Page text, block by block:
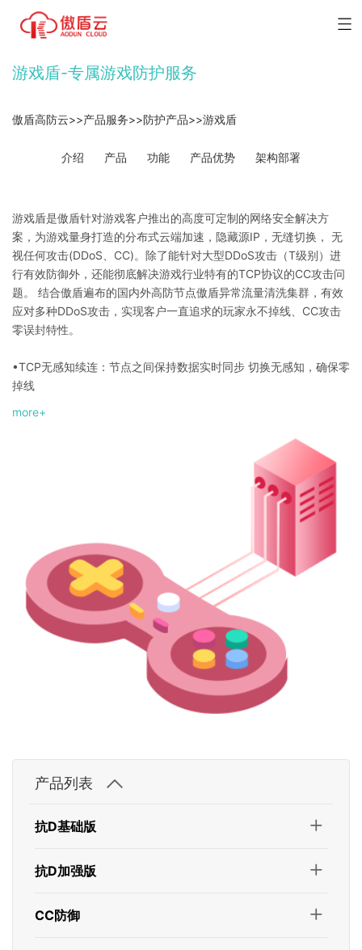
游戏盾-专属游戏防护服务
傲盾高防云>>产品服务>>防护产品>>游戏盾
介绍 产品 功能 产品优势 架构部署
游戏盾是傲盾针对游戏客户推出的高度可定制的网络安全解决方
案，为游戏量身打造的分布式云端加速，隐藏源IP，无缝切换， 无
视任何攻击(DDoS、CC)。除了能针对大型DDoS攻击（T级别）进
行有效防御外，还能彻底解决游戏行业特有的TCP协议的CC攻击问
题。 结合傲盾遍布的国内外高防节点傲盾异常流量清洗集群，有效
应对多种DDoS攻击，实现客户一直追求的玩家永不掉线、CC攻击
零误封特性。
•TCP无感知续连：节点之间保持数据实时同步 切换无感知，确保零
掉线
•支持各种客户端：支持WINDOWS、IOS、安卓等各种客户端
显玩家真实IP：多种玩家真实IP显示方式灵活方便，可根据实际情
无视网络攻击：DDOS防御无上限，不管多少GCC零误封，不管多
态与详情
接入维护简单：接入简单，一次接入永久受益维护方便，只需维护
数据源机
智能加速：客户端自动识别节点通讯质量确保用户连接最快节点
more+
产品列表
抗D基础版
抗D加强版
CC防御